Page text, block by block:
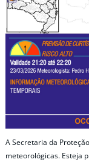
A Secretaria da
meteorológicas. Esteja